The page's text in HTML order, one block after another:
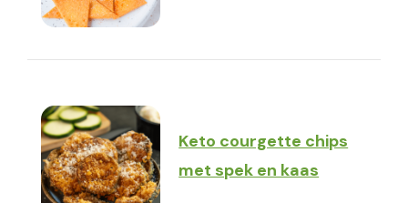
Keto courgette chips
met spek en kaas